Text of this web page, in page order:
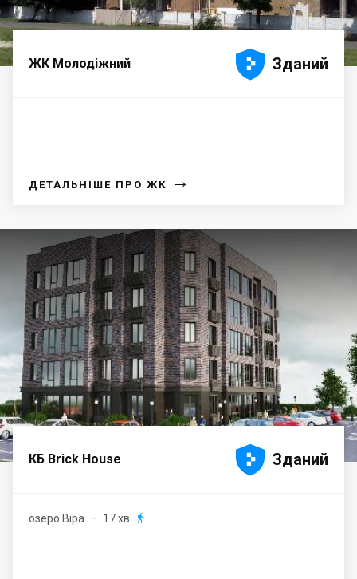
ЖК Молодіжний 



 Зданий
ДЕТАЛЬНІШЕ ПРО ЖК →
КБ Brick House 



 Зданий
озеро Віра – 17 хв. 